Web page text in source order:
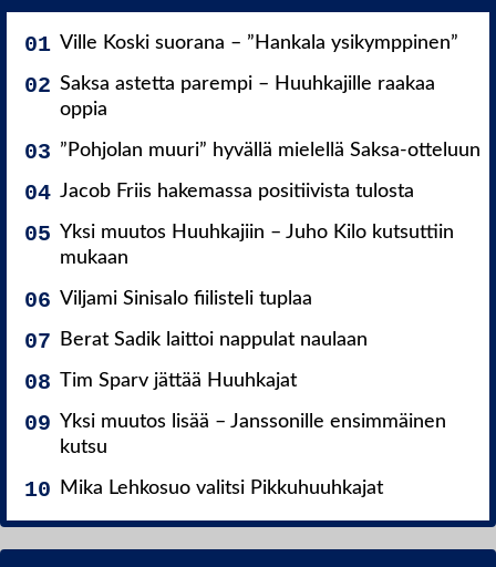
Ville Koski suorana – ”Hankala ysikymppinen”
Saksa astetta parempi – Huuhkajille raakaa
oppia
”Pohjolan muuri” hyvällä mielellä Saksa-otteluun
Jacob Friis hakemassa positiivista tulosta
Yksi muutos Huuhkajiin – Juho Kilo kutsuttiin
mukaan
Viljami Sinisalo fiilisteli tuplaa
Berat Sadik laittoi nappulat naulaan
Tim Sparv jättää Huuhkajat
Yksi muutos lisää – Janssonille ensimmäinen
kutsu
Mika Lehkosuo valitsi Pikkuhuuhkajat